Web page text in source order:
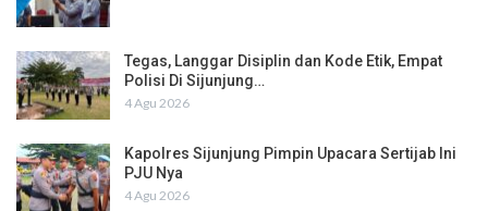
Tegas, Langgar Disiplin dan Kode Etik, Empat
Polisi Di Sijunjung…
4 Agu 2026
Kapolres Sijunjung Pimpin Upacara Sertijab Ini
PJU Nya
4 Agu 2026